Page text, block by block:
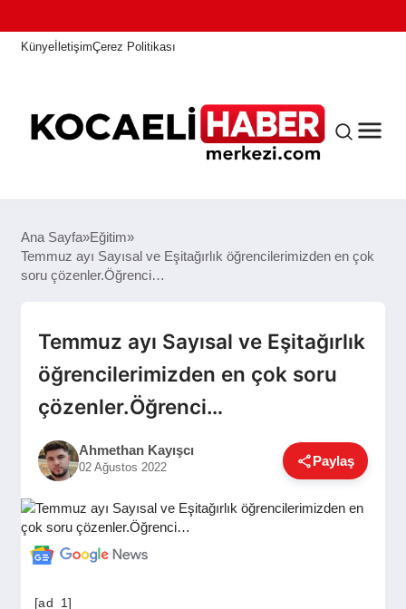
KünyeİletişimÇerez Politikası
ANASAYFA
EĞITIM
Ana Sayfa Eğitim
Temmuz ayı Sayısal ve Eşitağırlık öğrencilerimizden en çok
soru çözenler.Öğrenci…
Temmuz ayı Sayısal ve Eşitağırlık
öğrencilerimizden en çok soru
çözenler.Öğrenci…
Ahmethan Kayışcı
02 Ağustos 2022 Paylaş
[ad_1]